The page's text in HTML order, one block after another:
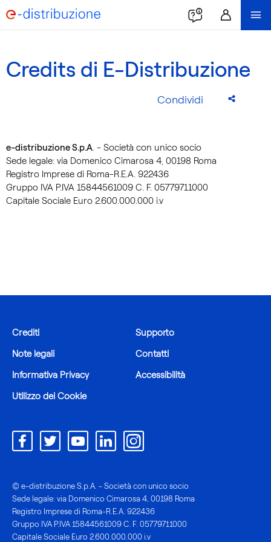
Credits di E-Distribuzione
Condividi
e-distribuzione S.p.A. - Società con unico socio
Sede legale: via Domenico Cimarosa 4, 00198 Roma
Registro Imprese di Roma-R.E.A. 922436
Gruppo IVA P.IVA 15844561009 C. F. 05779711000
Capitale Sociale Euro 2.600.000.000 i.v
© e-distribuzione S.p.A. - Società con unico socio
Sede legale: via Domenico Cimarosa 4, 00198 Roma
Registro Imprese di Roma-R.E.A. 922436
Gruppo IVA P.IVA 15844561009 C. F. 05779711000
Capitale Sociale Euro 2.600.000.000 i.v
Crediti
Note legali
Informativa Privacy
Utilizzo dei Cookie
Supporto
Contatti
Accessibilità